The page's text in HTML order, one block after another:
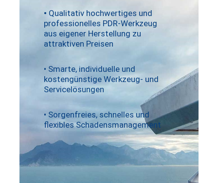
• Qualitativ hochwertiges und
professionelles PDR-Werkzeug
aus eigener Herstellung zu
attraktiven Preisen
• Smarte, individuelle und
kostengünstige Werkzeug- und
Servicelösungen
• Sorgenfreies, schnelles und
flexibles Schadensmanagement